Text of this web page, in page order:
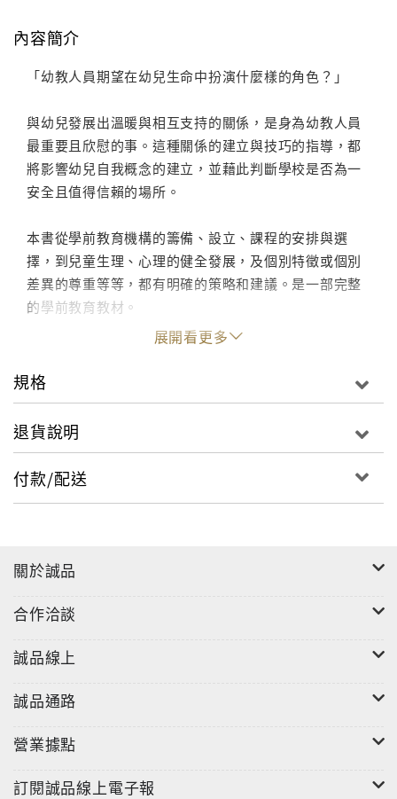
內容簡介
「幼教人員期望在幼兒生命中扮演什麼樣的角色？」
與幼兒發展出溫暖與相互支持的關係，是身為幼教人員
最重要且欣慰的事。這種關係的建立與技巧的指導，都
將影響幼兒自我概念的建立，並藉此判斷學校是否為一
安全且值得信賴的場所。
本書從學前教育機構的籌備、設立、課程的安排與選
擇，到兒童生理、心理的健全發展，及個別特徵或個別
差異的尊重等等，都有明確的策略和建議。是一部完整
的學前教育教材。
展開看更多
規格
退貨說明
付款/配送
關於誠品
合作洽談
誠品線上
誠品通路
營業據點
訂閱誠品線上電子報